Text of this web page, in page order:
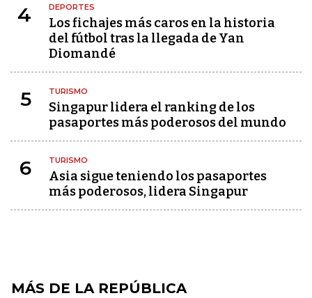
4 DEPORTES
Los fichajes más caros en la historia
del fútbol tras la llegada de Yan
Diomandé
5 TURISMO
Singapur lidera el ranking de los
pasaportes más poderosos del mundo
6 TURISMO
Asia sigue teniendo los pasaportes
más poderosos, lidera Singapur
MÁS DE LA REPÚBLICA